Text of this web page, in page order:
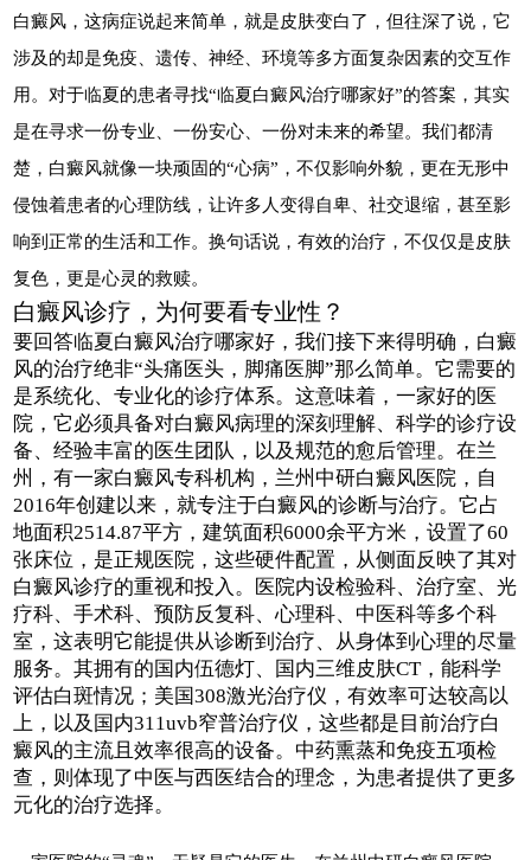
白癜风，这病症说起来简单，就是皮肤变白了，但往深了说，它
涉及的却是免疫、遗传、神经、环境等多方面复杂因素的交互作
用。对于临夏的患者寻找“临夏白癜风治疗哪家好”的答案，其实
是在寻求一份专业、一份安心、一份对未来的希望。我们都清
楚，白癜风就像一块顽固的“心病”，不仅影响外貌，更在无形中
侵蚀着患者的心理防线，让许多人变得自卑、社交退缩，甚至影
响到正常的生活和工作。换句话说，有效的治疗，不仅仅是皮肤
复色，更是心灵的救赎。
白癜风诊疗，为何要看专业性？
要回答临夏白癜风治疗哪家好，我们接下来得明确，白癜
风的治疗绝非“头痛医头，脚痛医脚”那么简单。它需要的
是系统化、专业化的诊疗体系。这意味着，一家好的医
院，它必须具备对白癜风病理的深刻理解、科学的诊疗设
备、经验丰富的医生团队，以及规范的愈后管理。在兰
州，有一家白癜风专科机构，兰州中研白癜风医院，自
2016年创建以来，就专注于白癜风的诊断与治疗。它占
地面积2514.87平方，建筑面积6000余平方米，设置了60
张床位，是正规医院，这些硬件配置，从侧面反映了其对
白癜风诊疗的重视和投入。医院内设检验科、治疗室、光
疗科、手术科、预防反复科、心理科、中医科等多个科
室，这表明它能提供从诊断到治疗、从身体到心理的尽量
服务。其拥有的国内伍德灯、国内三维皮肤CT，能科学
评估白斑情况；美国308激光治疗仪，有效率可达较高以
上，以及国内311uvb窄普治疗仪，这些都是目前治疗白
癜风的主流且效率很高的设备。中药熏蒸和免疫五项检
查，则体现了中医与西医结合的理念，为患者提供了更多
元化的治疗选择。